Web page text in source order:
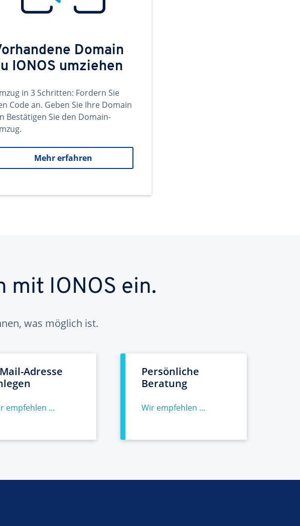
Domain
IONOS umziehen
in 3 Schritten: Fordern Sie
Code an. Geben Sie Ihre Domain
Bestätigen Sie den Domain-
Mehr erfahren
mit IONOS ein.
was möglich ist.
Adresse
empfehlen ...
Persönliche
Beratung
Wir empfehlen ...